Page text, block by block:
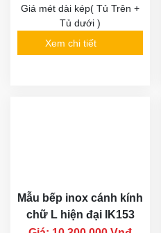
Giá mét dài kép( Tủ Trên +
Tủ dưới )
Xem chi tiết
Mẫu bếp inox cánh kính
chữ L hiện đại IK153